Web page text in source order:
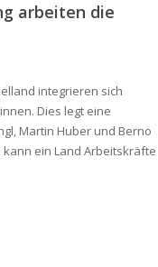
arbeiten die
integrieren sich
Dies legt eine
Martin Huber und Berno
ein Land Arbeitskräfte